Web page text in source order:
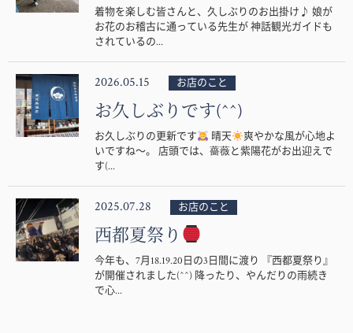
着物を楽しむ皆さんと、久しぶりのお出掛け♪ 娘が
お花のお稽古に通っている先生が 神話観光ガイドも
されているの...
2026.05.15 お店のこと
お久しぶりです(^^)
お久しぶりの更新です 晴天
爽やかな風が心地よ
いですね〜。 店頭では、薔薇と紫陽花がお出迎えで
す(...
2025.07.28 お店のこと
西都夏祭り
今年も、7月18.19.20日の3日間に渡り 『西都夏祭り』
が開催されました(^^) 降ったり、やんだりの雨続き
で心...